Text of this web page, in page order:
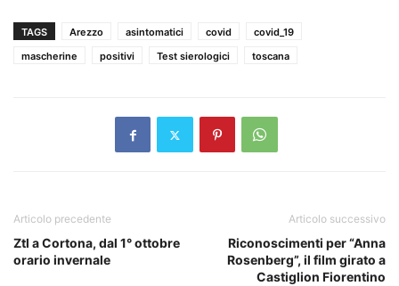
TAGS Arezzo asintomatici covid
covid_19
mascherine
positivi Test sierologici toscana
Articolo precedente
Ztl a Cortona, dal 1° ottobre
orario invernale
Articolo successivo
Riconoscimenti per “Anna
Rosenberg”, il film girato a
Castiglion Fiorentino